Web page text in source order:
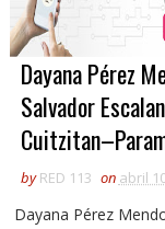
Dayana Pérez
Salvador
by RED 113 on abril
Dayana Pérez